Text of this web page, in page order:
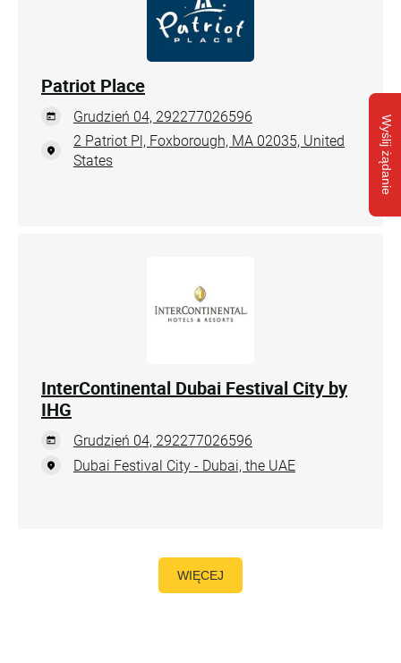
Wyślij żądanie
Patriot Place
Grudzień 04, 292277026596
2 Patriot Pl, Foxborough, MA 02035, United
States
InterContinental Dubai Festival City by
IHG
Grudzień 04, 292277026596
Dubai Festival City - Dubai, the UAE
WIĘCEJ